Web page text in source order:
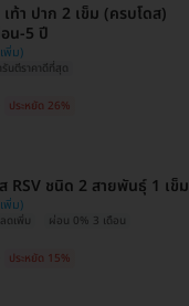
รันตีราคาดีที่สุด
ท้า ปาก 2 เข็ม (ครบโดส)
น-5 ปี
ประหยัด 26%
ดเพิ่ม ผ่อน 0% 3 เดือน
RSV ชนิด 2 สายพันธ์ุ 1 เข็ม
ประหยัด 15%